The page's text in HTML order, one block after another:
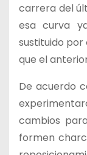
carrera del
esa curva
sustituido
que el
De acuerdo
cambios
formen